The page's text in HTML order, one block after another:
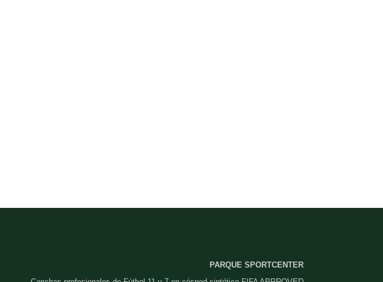
PARQUE SPORTCENTER